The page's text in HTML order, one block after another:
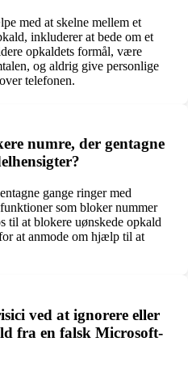
med at skelne mellem et
inkluderer at bede om et
opkaldets formål, være
og aldrig give personlige
telefonen.
numre, der gentagne
gange ringer med
som bloker nummer
til at blokere uønskede opkald
at anmode om hjælp til at
ved at ignorere eller
fra en falsk Microsoft-